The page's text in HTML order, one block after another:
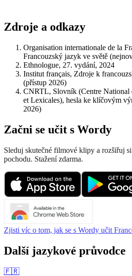
Zdroje a odkazy
Organisation internationale de la
Francouzský jazyk ve světě
Ethnologue, 27. vydání, 2024
Institut français, Zdroje k
(přístup 2026)
CNRTL, Slovník (Centre National
et Lexicales), hesla ke klíčovým
2026)
Začni se učit s Wordy
Sleduj skutečné filmové klipy a rozšiřuj
pochodu. Stažení zdarma.
Zjisti víc o tom, jak se s Wordy učit
Další jazykové průvodce
🇫🇷